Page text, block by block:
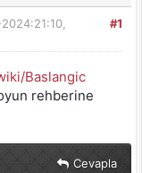
#1
Baslangic
rehberine
Cevapla